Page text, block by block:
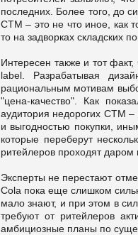
последних. Более того, до
СТМ – это не что иное, как
то на задворках складских
Интересен также и тот
label. Разрабатывая
рациональным мотивам
"цена-качество". Как
аудитория недорогих СТМ
и выгодностью покупки,
которые переберут
ритейлеров проходят даром
Эксперты не перестают
Cola пока еще слишком
мало знают, и при этом в
требуют от ритейлеров
амбициозные планы по